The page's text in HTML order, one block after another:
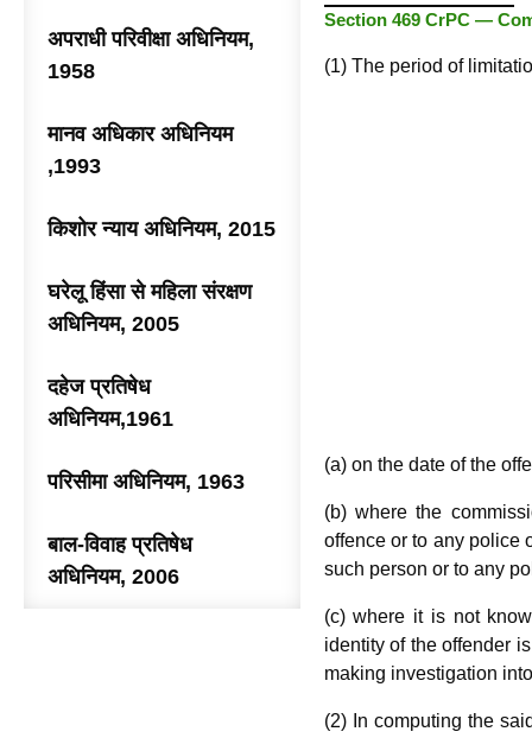
अपराधी परिवीक्षा अधिनियम,
1958
मानव अधिकार अधिनियम
,1993
किशोर न्याय अधिनियम, 2015
घरेलू हिंसा से महिला संरक्षण
अधिनियम, 2005
दहेज प्रतिषेध
अधिनियम,1961
परिसीमा अधिनियम, 1963
बाल-विवाह प्रतिषेध
अधिनियम, 2006
Section 469 CrPC —
(1) The period of
(a) on the date of the
(b) where the
offence or to any police
such person or to any
(c) where it is not
identity of the offender
making investigation
(2) In computing the